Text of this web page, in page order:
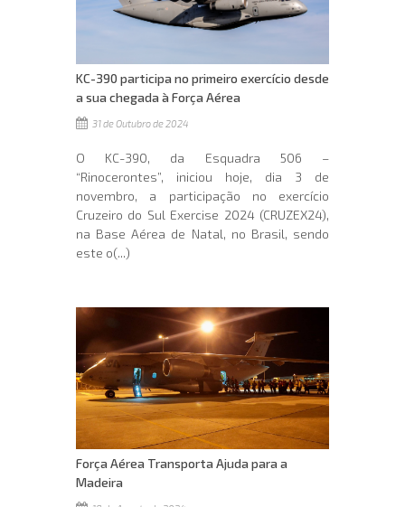
KC-390 participa no primeiro exercício desde
a sua chegada à Força Aérea
31 de Outubro de 2024
O KC-390, da Esquadra 506 –
“Rinocerontes”, iniciou hoje, dia 3 de
novembro, a participação no exercício
Cruzeiro do Sul Exercise 2024 (CRUZEX24),
na Base Aérea de Natal, no Brasil, sendo
este o(...)
Força Aérea Transporta Ajuda para a
Madeira